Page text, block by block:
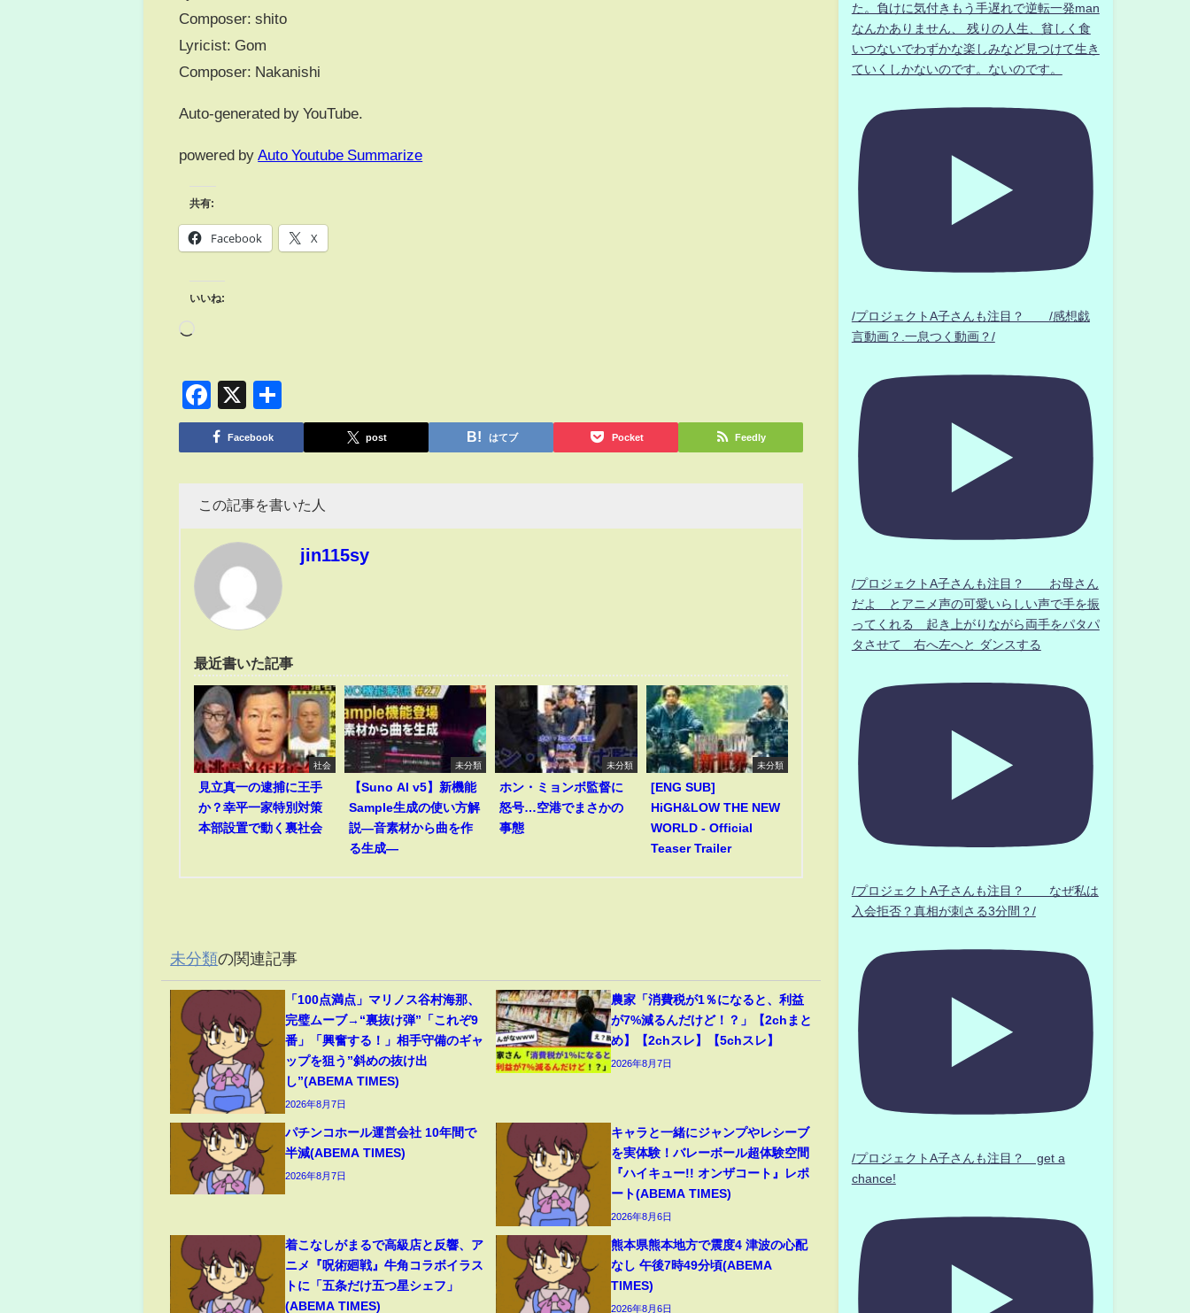
Composer: shito
Lyricist: Gom
Composer: Nakanishi
Auto-generated by YouTube.
powered by Auto Youtube Summarize
共有:
Facebook X
いいね:
Facebook
X
有
Facebook post はてブ Pocket Feedly
この記事を書いた人
jin115sy
最近書いた記事
社会
見立真一の逮捕に王手
か？幸平一家特別対策
本部設置で動く裏社会
未分類
【Suno AI v5】新機能
Sample生成の使い方解
説―音素材から曲を作
る生成―
未分類
ホン・ミョンボ監督に
怒号…空港でまさかの
事態
未分類
[ENG SUB]
HiGH&LOW THE NEW
WORLD - Official
Teaser Trailer
未分類の関連記事
「100点満点」マリノス谷村海那、
完璧ムーブ→“裏抜け弾”「これぞ9
番」「興奮する！」相手守備のギャ
ップを狙う”斜めの抜け出
し”(ABEMA TIMES)
2026年8月7日
農家「消費税が1％になると、利益
が7%減るんだけど！？」【2chまと
め】【2chスレ】【5chスレ】
2026年8月7日
パチンコホール運営会社 10年間で
半減(ABEMA TIMES)
2026年8月7日
キャラと一緒にジャンプやレシーブ
を実体験！バレーボール超体験空間
『ハイキュー!! オンザコート』レポ
ート(ABEMA TIMES)
2026年8月6日
着こなしがまるで高級店と反響、ア
ニメ『呪術廻戦』牛角コラボイラス
トに「五条だけ五つ星シェフ」
(ABEMA TIMES)
熊本県熊本地方で震度4 津波の心配
なし 午後7時49分頃(ABEMA
TIMES)
2026年8月6日
た。負けに気付きもう手遅れで逆転一発man
なんかありません、 残りの人生、貧しく食
いつないでわずかな楽しみなど見つけて生き
ていくしかないのです。ないのです。
/プロジェクトA子さんも注目？ /感想戯
言動画？.一息つく動画？/
/プロジェクトA子さんも注目？ お母さん
だよ とアニメ声の可愛いらしい声で手を振
ってくれる 起き上がりながら両手をパタパ
タさせて 右へ左へと ダンスする
/プロジェクトA子さんも注目？ なぜ私は
入会拒否？真相が刺さる3分間？/
/プロジェクトA子さんも注目？ get a
chance!